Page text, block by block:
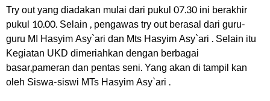
Try out yang diadakan mulai dari pukul 07.30 ini berakhir
pukul 10.00. Selain , pengawas try out berasal dari guru-
guru MI Hasyim Asy`ari dan Mts Hasyim Asy`ari . Selain itu
Kegiatan UKD dimeriahkan dengan berbagai
basar,pameran dan pentas seni. Yang akan di tampil kan
oleh Siswa-siswi MTs Hasyim Asy`ari .